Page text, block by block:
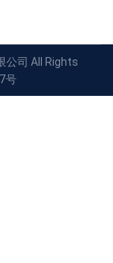
公司 All Rights
号